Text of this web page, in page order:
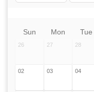
Sun Mon Tue
26 27 28
02 03 04